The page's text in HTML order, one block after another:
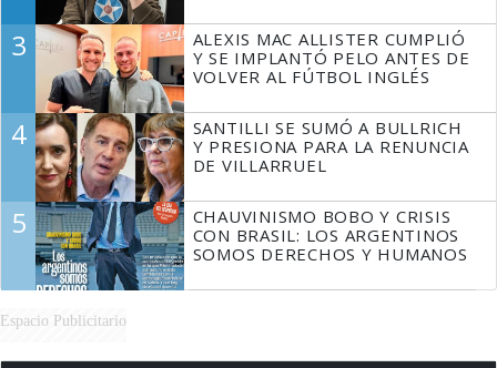
3
ALEXIS MAC ALLISTER CUMPLIÓ
Y SE IMPLANTÓ PELO ANTES DE
VOLVER AL FÚTBOL INGLÉS
4
SANTILLI SE SUMÓ A BULLRICH
Y PRESIONA PARA LA RENUNCIA
DE VILLARRUEL
5
CHAUVINISMO BOBO Y CRISIS
CON BRASIL: LOS ARGENTINOS
SOMOS DERECHOS Y HUMANOS
Espacio Publicitario